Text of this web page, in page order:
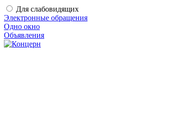
Для слабовидящих
Электронные обращения
Одно окно
Объявления